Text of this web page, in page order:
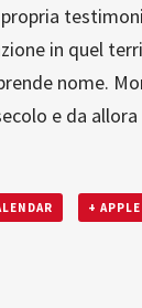
in quel
nome.
e da
+